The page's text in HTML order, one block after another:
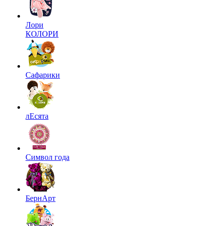
Лори
КОЛОРИ
Сафарики
лЕсята
Символ года
БернАрт